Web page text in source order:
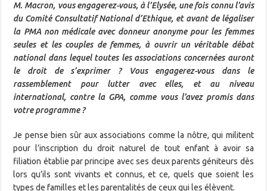
M. Macron, vous engagerez-vous, à l’Elysée, une fois connu l’avis
du Comité Consultatif National d’Ethique, et avant de légaliser
la PMA non médicale avec donneur anonyme pour les femmes
seules et les couples de femmes, à ouvrir un véritable débat
national dans lequel toutes les associations concernées auront
le droit de s’exprimer ? Vous engagerez-vous dans le
rassemblement pour lutter avec elles, et au niveau
international, contre la GPA, comme vous l’avez promis dans
votre programme ?
Je pense bien sûr aux associations comme la nôtre, qui militent
pour l’inscription du droit naturel de tout enfant à avoir sa
filiation établie par principe avec ses deux parents géniteurs dès
lors qu’ils sont vivants et connus, et ce, quels que soient les
types de familles et les parentalités de ceux qui les élèvent.